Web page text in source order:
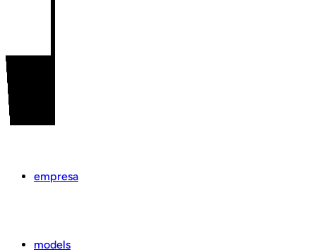
empresa
models